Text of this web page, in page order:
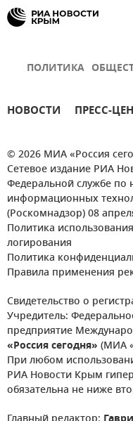
ПОЛИТИКА
НОВОСТИ ПРЕСС-
© 2026 МИА «Россия
Сетевое издание РИА
Федеральной службе по
информационных
(Роскомнадзор) 08
Политика
логирования
Политика
Правила применения
Свидетельство о
Учредитель:
предприятие
«Россия сегодня» (МИА
При любом
РИА Новости Крым
обязательна не ниже